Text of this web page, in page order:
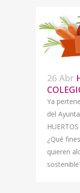
26 Abr
Ya
del
¿Qué
quieren